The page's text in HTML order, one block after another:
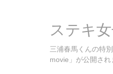
ステキ
三浦春馬くんの特
movie」が公開され